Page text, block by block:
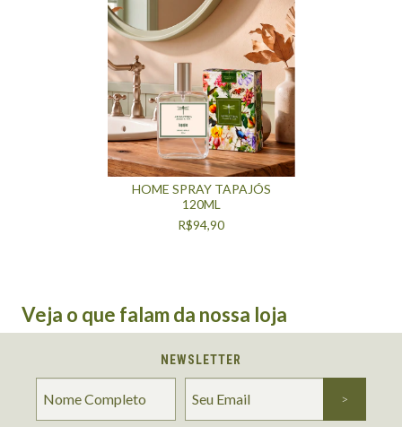
HOME SPRAY TAPAJÓS
120ML
R$94,90
Veja o que falam da nossa loja
NEWSLETTER